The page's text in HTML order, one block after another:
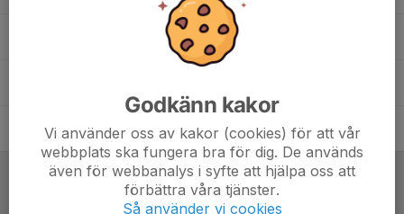
Tränare
Pontus BruslingMålvaktstränare
Godkänn kakor
Vi använder oss av kakor (cookies) för att vår
webbplats ska fungera bra för dig. De används
även för webbanalys i syfte att hjälpa oss att
förbättra våra tjänster.
Så använder vi cookies